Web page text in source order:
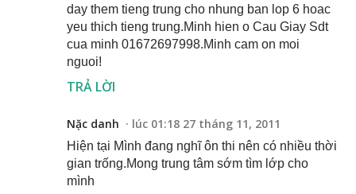
day them tieng trung cho nhung ban lop 6 hoac
yeu thich tieng trung.Minh hien o Cau Giay Sdt
cua minh 01672697998.Minh cam on moi
nguoi!
TRẢ LỜI
Nặc danh lúc 01:18 27 tháng 11, 2011
Hiện tại Mình đang nghĩ ôn thi nên có nhiều thời
gian trống.Mong trung tâm sớm tìm lớp cho
mình